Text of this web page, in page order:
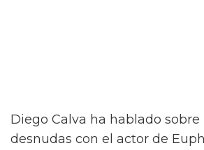
Diego Calva ha hablado sobre
desnudas con el actor de